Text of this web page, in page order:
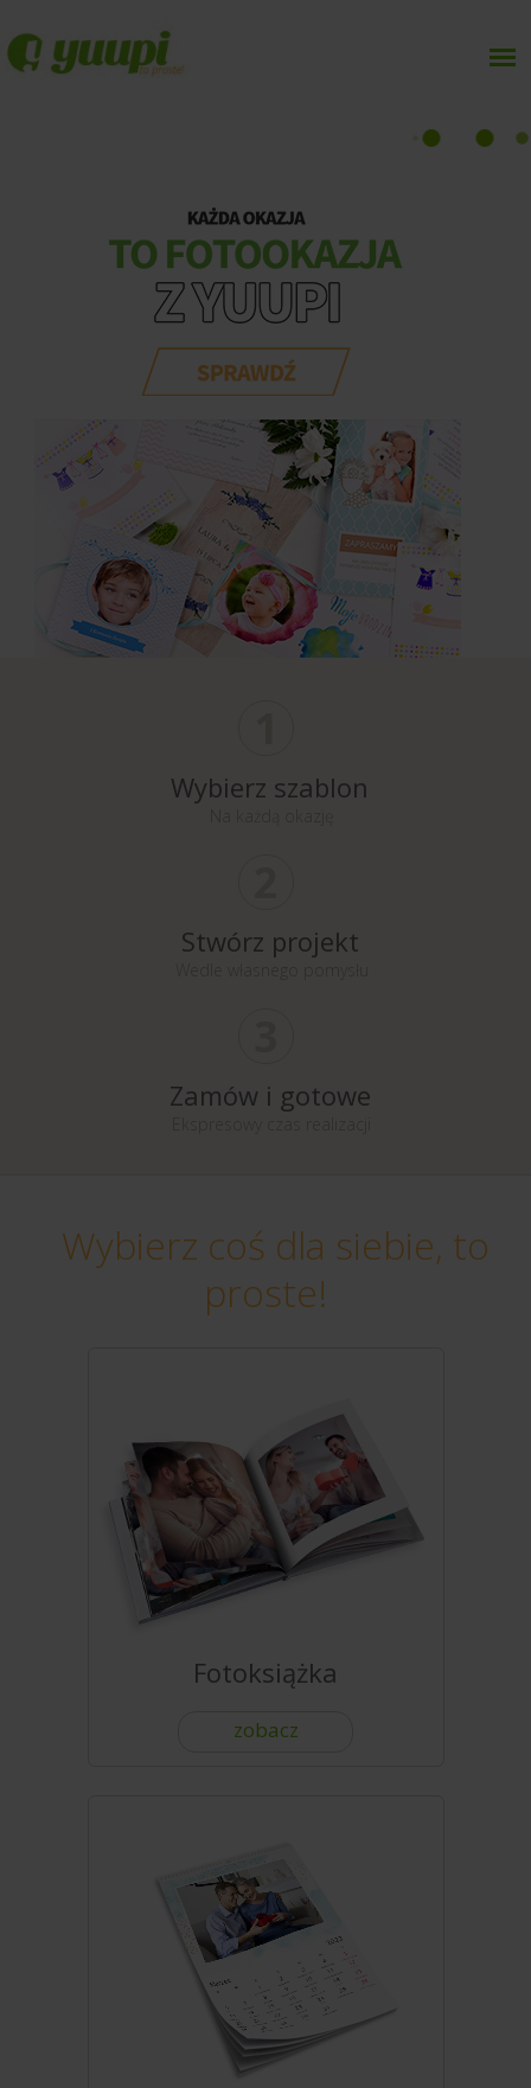
Wybierz szablon
Stwórz projekt
Zamów i gotowe
Wybierz coś dla siebie, to
proste!
Fotoksiążka
zobacz